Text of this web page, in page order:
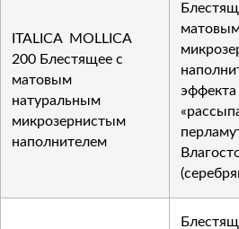
ITALICA MOLLICA
200 Блестящее с
матовым
натуральным
микрозернистым
наполнителем
эффекта